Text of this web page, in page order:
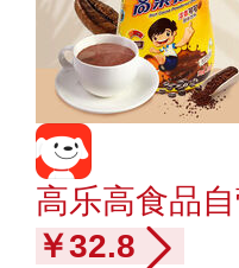
高乐高食品
￥32.8